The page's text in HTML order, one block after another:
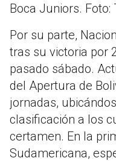
Boca Juniors. Foto:
Por su parte,
tras su victoria por
pasado sábado.
del Apertura de
jornadas,
clasificación a los
certamen. En la
Sudamericana,